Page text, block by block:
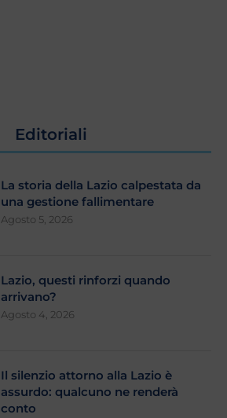
Editoriali
La storia della Lazio calpestata da
una gestione fallimentare
Agosto 5, 2026
Lazio, questi rinforzi quando
arrivano?
Agosto 4, 2026
Il silenzio attorno alla Lazio è
assurdo: qualcuno ne renderà
conto